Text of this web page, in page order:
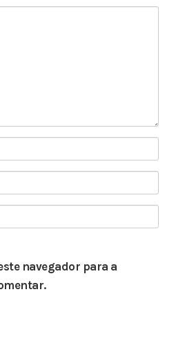
navegador para a